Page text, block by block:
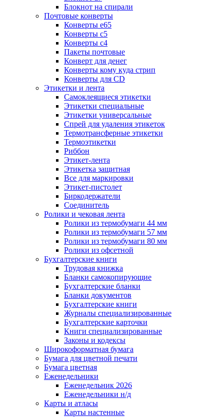
Блокнот на спирали
Почтовые конверты
Конверты е65
Конверты с5
Конверты с4
Пакеты почтовые
Конверт для денег
Конверты кому куда стрип
Конверты для CD
Этикетки и лента
Самоклеящиеся этикетки
Этикетки специальные
Этикетки универсальные
Спрей для удаления этикеток
Термотрансферные этикетки
Термоэтикетки
Риббон
Этикет-лента
Этикетка защитная
Все для маркировки
Этикет-пистолет
Биркодержатели
Соединитель
Ролики и чековая лента
Ролики из термобумаги 44 мм
Ролики из термобумаги 57 мм
Ролики из термобумаги 80 мм
Ролики из офсетной
Бухгалтерские книги
Трудовая книжка
Бланки самокопирующие
Бухгалтерские бланки
Бланки документов
Бухгалтерские книги
Журналы специализированные
Бухгалтерские карточки
Книги специализированные
Законы и кодексы
Широкоформатная бумага
Бумага для цветной печати
Бумага цветная
Еженедельники
Еженедельник 2026
Еженедельники н/д
Карты и атласы
Карты настенные